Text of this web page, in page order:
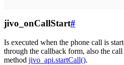
jivo_onCallStart#
Is executed when the phone call is
through the callback form, also the
method jivo_api.startCall().